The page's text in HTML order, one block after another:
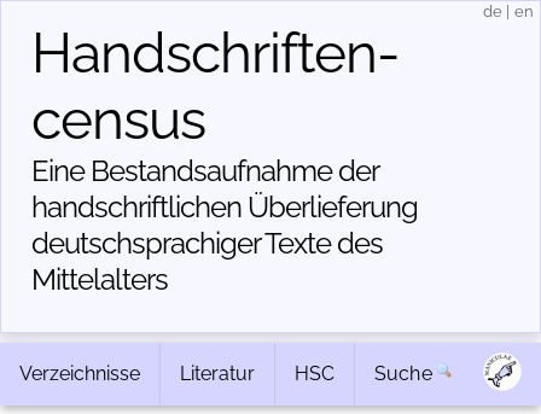
Handschriften­
census
Eine Bestandsaufnahme der
handschriftlichen Über­lieferung
deutschsprachiger Texte des
Mittelalters
de en
Verzeichnisse Literatur HSC Suche